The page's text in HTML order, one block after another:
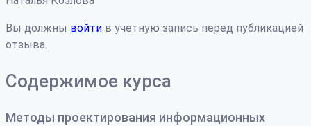
Вы должны войти в учетную запись перед публикацией
отзыва.
Содержимое курса
Методы проектирования информационных